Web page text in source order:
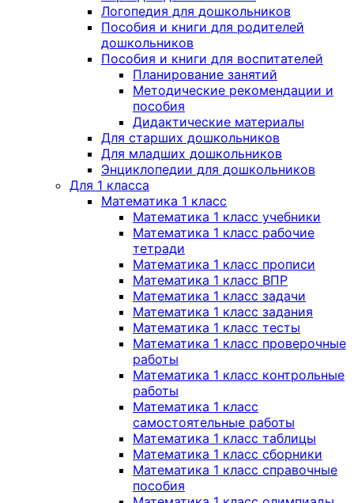
Логопедия для дошкольников
Пособия и книги для родителей
дошкольников
Пособия и книги для воспитателей
Планирование занятий
Методические рекомендации и
пособия
Дидактические материалы
Для старших дошкольников
Для младших дошкольников
Энциклопедии для дошкольников
Для 1 класса
Математика 1 класс
Математика 1 класс учебники
Математика 1 класс рабочие
тетради
Математика 1 класс прописи
Математика 1 класс ВПР
Математика 1 класс задачи
Математика 1 класс задания
Математика 1 класс тесты
Математика 1 класс проверочные
работы
Математика 1 класс контрольные
работы
Математика 1 класс
самостоятельные работы
Математика 1 класс таблицы
Математика 1 класс сборники
Математика 1 класс справочные
пособия